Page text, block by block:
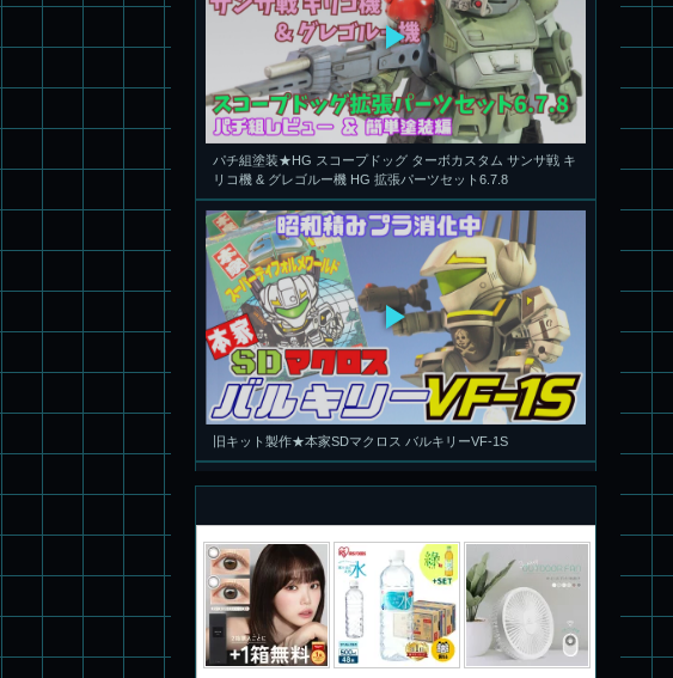
パチ組塗装★HG スコープドッグ ターボカスタム サンサ戦 キ
リコ機 & グレゴルー機 HG 拡張パーツセット6.7.8
旧キット製作★本家SDマクロス バルキリーVF-1S
パチ組塗装★PLAMAX 1/72 バトロイド・バルキリー VF-1S ロ
イ・フォッカー スペシャル